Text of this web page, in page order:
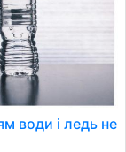
води і ледь не